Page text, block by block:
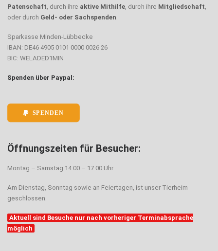
Patenschaft, durch ihre aktive Mithilfe, durch ihre Mitgliedschaft,
oder durch Geld- oder Sachspenden.
Sparkasse Minden-Lübbecke
IBAN: DE46 4905 0101 0000 0026 26
BIC: WELADED1MIN
Spenden über Paypal:
SPENDEN
Öffnungszeiten für Besucher:
Montag – Samstag 14.00 – 17.00 Uhr
Am Dienstag, Sonntag sowie an Feiertagen, ist unser Tierheim
geschlossen.
Aktuell sind Besuche nur nach vorheriger Terminabsprache
möglich